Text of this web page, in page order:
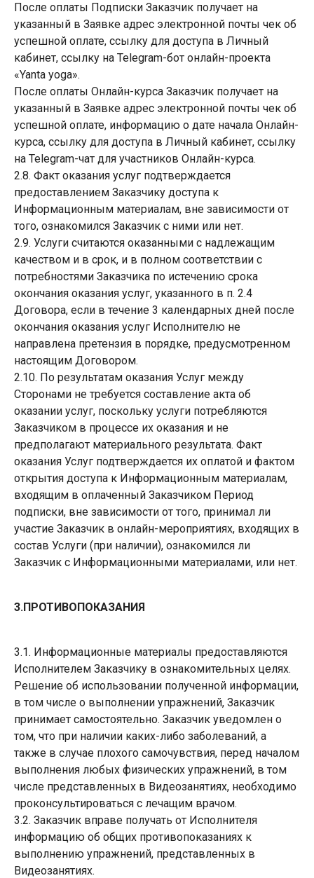
После оплаты Подписки Заказчик получает на
указанный в Заявке адрес электронной почты чек об
успешной оплате, ссылку для доступа в Личный
кабинет, ссылку на Telegram-бот онлайн-проекта
«Yanta yoga».
После оплаты Онлайн-курса Заказчик получает на
указанный в Заявке адрес электронной почты чек об
успешной оплате, информацию о дате начала Онлайн-
курса, ссылку для доступа в Личный кабинет, ссылку
на Telegram-чат для участников Онлайн-курса.
2.8. Факт оказания услуг подтверждается
предоставлением Заказчику доступа к
Информационным материалам, вне зависимости от
того, ознакомился Заказчик с ними или нет.
2.9. Услуги считаются оказанными с надлежащим
качеством и в срок, и в полном соответствии с
потребностями Заказчика по истечению срока
окончания оказания услуг, указанного в п. 2.4
Договора, если в течение 3 календарных дней после
окончания оказания услуг Исполнителю не
направлена претензия в порядке, предусмотренном
настоящим Договором.
2.10. По результатам оказания Услуг между
Сторонами не требуется составление акта об
оказании услуг, поскольку услуги потребляются
Заказчиком в процессе их оказания и не
предполагают материального результата. Факт
оказания Услуг подтверждается их оплатой и фактом
открытия доступа к Информационным материалам,
входящим в оплаченный Заказчиком Период
подписки, вне зависимости от того, принимал ли
участие Заказчик в онлайн-мероприятиях, входящих в
состав Услуги (при наличии), ознакомился ли
Заказчик с Информационными материалами, или нет.
3.ПРОТИВОПОКАЗАНИЯ
3.1. Информационные материалы предоставляются
Исполнителем Заказчику в ознакомительных целях.
Решение об использовании полученной информации,
в том числе о выполнении упражнений, Заказчик
принимает самостоятельно. Заказчик уведомлен о
том, что при наличии каких-либо заболеваний, а
также в случае плохого самочувствия, перед началом
выполнения любых физических упражнений, в том
числе представленных в Видеозанятиях, необходимо
проконсультироваться с лечащим врачом.
3.2. Заказчик вправе получать от Исполнителя
информацию об общих противопоказаниях к
выполнению упражнений, представленных в
Видеозанятиях.